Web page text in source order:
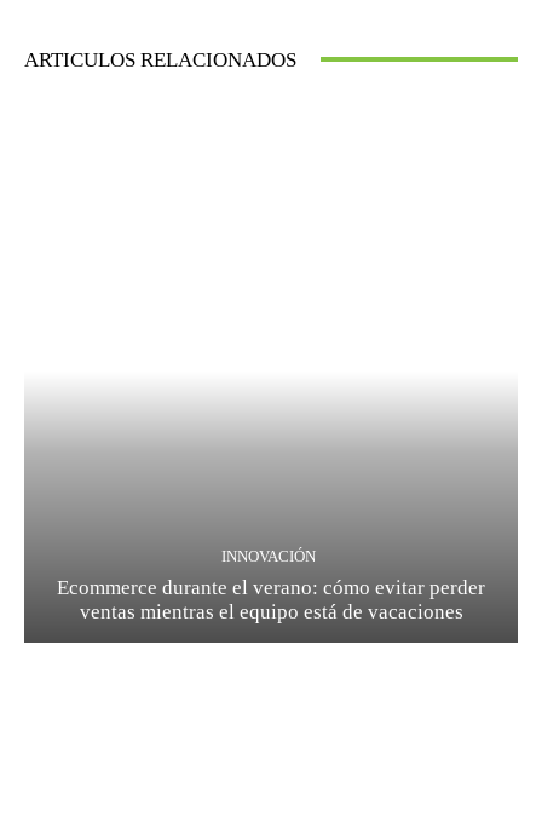
ARTICULOS RELACIONADOS
INNOVACIÓN
Ecommerce durante el verano: cómo evitar perder
ventas mientras el equipo está de vacaciones